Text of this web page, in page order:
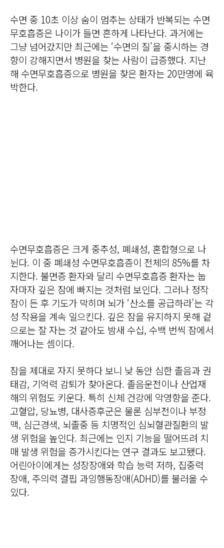
수면 중 10초 이상 숨이 멈추는 상태가 반복되는 수면
무호흡증은 나이가 들면 흔하게 나타난다. 과거에는
그냥 넘어갔지만 최근에는 ‘수면의 질’을 중시하는 경
향이 강해지면서 병원을 찾는 사람이 급증했다. 지난
해 수면무호흡증으로 병원을 찾은 환자는 20만명에 육
박한다.
수면무호흡증은 크게 중추성, 폐쇄성, 혼합형으로 나
뉜다. 이 중 폐쇄성 수면무호흡증이 전체의 85%를 차
지한다. 불면증 환자와 달리 수면무호흡증 환자는 눕
자마자 깊은 잠에 빠지는 것처럼 보인다. 그러나 정작
잠이 든 후 기도가 막히며 뇌가 ‘산소를 공급하라’는 각
성 작용을 계속 일으킨다. 깊은 잠을 유지하지 못해 겉
으로는 잘 자는 것 같아도 밤새 수십, 수백 번씩 잠에서
깨어나는 셈이다.
잠을 제대로 자지 못하다 보니 낮 동안 심한 졸음과 권
태감, 기억력 감퇴가 찾아온다. 졸음운전이나 산업재
해의 위험도 키운다. 특히 신체 건강에 악영향을 준다.
고혈압, 당뇨병, 대사증후군은 물론 심부전이나 부정
맥, 심근경색, 뇌졸중 등 치명적인 심뇌혈관질환의 발
생 위험을 높인다. 최근에는 인지 기능을 떨어뜨려 치
매 발생 위험을 증가시킨다는 연구 결과도 보고됐다.
어린아이에게는 성장장애와 학습 능력 저하, 집중력
장애, 주의력 결핍 과잉행동장애(ADHD)를 불러올 수
있다.